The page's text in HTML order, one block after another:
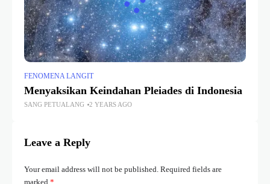
FENOMENA LANGIT
Menyaksikan Keindahan Pleiades di Indonesia
SANG PETUALANG 2 YEARS AGO
Leave a Reply
Your email address will not be published. Required fields are
marked *